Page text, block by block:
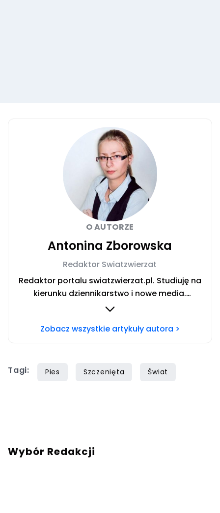
O AUTORZE
Antonina Zborowska
Redaktor Swiatzwierzat
Redaktor portalu swiatzwierzat.pl. Studiuję na
kierunku dziennikarstwo i nowe media.
Interesują mnie sprawy społeczne i wydarzenia
stale szkolącą się w tematyce zachowania
Lukier i kota bez ogona zwanego Ryszardem.
Zobacz wszystkie artykuły autora >
Tagi: Pies Szczenięta Świat
Wybór Redakcji